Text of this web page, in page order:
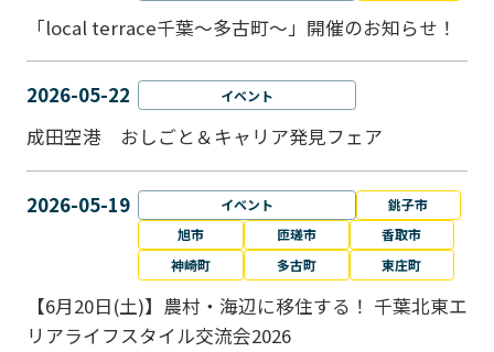
「local terrace千葉～多古町～」開催のお知らせ！
2026-05-22 イベント
成田空港 おしごと＆キャリア発見フェア
2026-05-19 イベント
銚子市
旭市
匝瑳市
香取市
神崎町
多古町 東庄町
【6月20日(土)】農村・海辺に移住する！ 千葉北東エ
リアライフスタイル交流会2026